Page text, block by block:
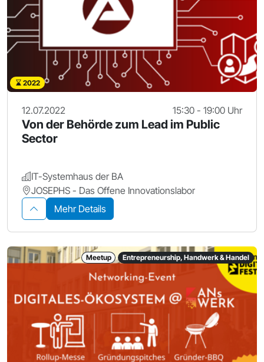
2022
12.07.2022 15:30 - 19:00 Uhr
Von der Behörde zum Lead im Public
Sector
IT-Systemhaus der BA
JOSEPHS - Das Offene Innovationslabor
Mehr Details
Meetup Entrepreneurship, Handwerk & Handel